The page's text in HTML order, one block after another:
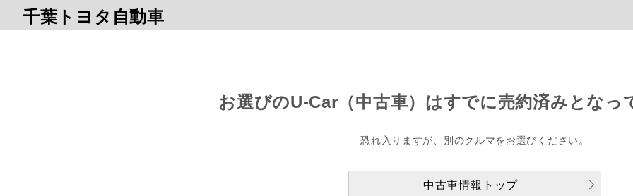
千葉トヨタ自動車
お選びのU-Car（中古車）はすでに売約済みとなっ
恐れ入りますが、別のクルマをお選びください。
中古車情報トップ